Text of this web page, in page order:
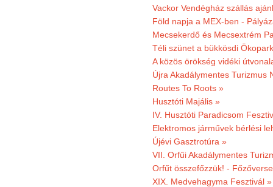
Vackor Vendégház szállás
Föld napja a MEX-ben -
Mecsekerdő és Mecsextrém
Téli szünet a bükkösdi
A közös örökség vidéki
Újra Akadálymentes Turizmus
Routes To Roots »
Husztóti Majális »
IV. Husztóti Paradicsom
Elektromos járművek bérlési
Újévi Gasztrotúra »
VII. Orfűi Akadálymentes
Orfűt összefőzzük! -
XIX. Medvehagyma Fesztivál »